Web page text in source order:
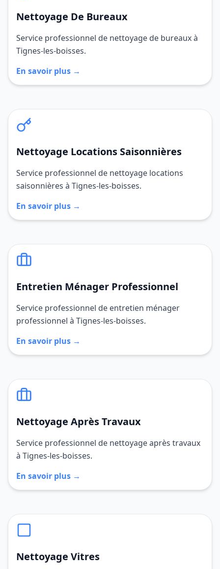
Nettoyage De Bureaux
Service professionnel de nettoyage de bureaux à
Tignes-les-boisses.
En savoir plus →
Nettoyage Locations Saisonnières
Service professionnel de nettoyage locations
saisonnières à Tignes-les-boisses.
En savoir plus →
Entretien Ménager Professionnel
Service professionnel de entretien ménager
professionnel à Tignes-les-boisses.
En savoir plus →
Nettoyage Après Travaux
Service professionnel de nettoyage après travaux
à Tignes-les-boisses.
En savoir plus →
Nettoyage Vitres